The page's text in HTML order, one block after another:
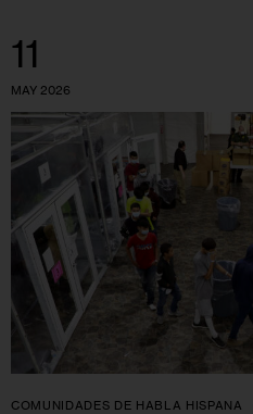
11
MAY 2026
COMUNIDADES DE HABLA HISPANA